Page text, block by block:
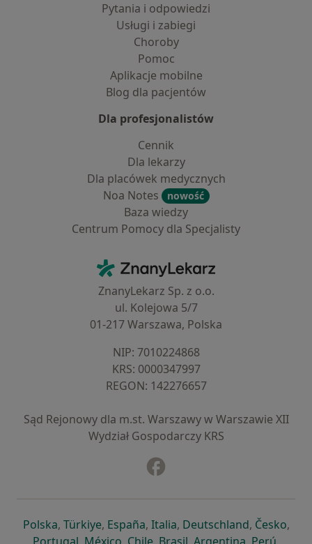
Pytania i odpowiedzi
Usługi i zabiegi
Choroby
Pomoc
Aplikacje mobilne
Blog dla pacjentów
Dla profesjonalistów
Cennik
Dla lekarzy
Dla placówek medycznych
Noa Notes
nowość
Baza wiedzy
Centrum Pomocy dla Specjalisty
ZnanyLekarz - Strona główna
ZnanyLekarz Sp. z o.o.
ul. Kolejowa 5/7
01-217 Warszawa, Polska
NIP: ⁠7010224868
KRS: ⁠0000347997
REGON: ⁠142276657
Sąd Rejonowy dla m.st. Warszawy w Warszawie XII
Wydział Gospodarczy KRS
Polskaotwiera się w nowej karcie
, Türkiyeotwiera się w nowej karcie
, Españaotwiera się w nowej karcie
, Italiaotwiera się w nowej
, Deutschlandotwiera się
, Česko,
otwiera się w nowej karcie
otwiera się w nowej karcie
otwiera się w nowej karcie
otwiera się w nowej
otwiera się